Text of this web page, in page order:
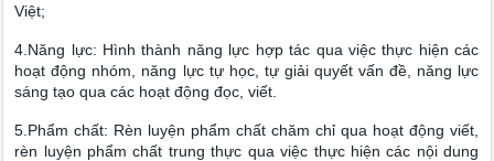
Việt;
4.Năng lực: Hình thành năng lực hợp tác qua việc thực hiện các
hoạt động nhóm, năng lực tự học, tự giải quyết vấn đề, năng lực
sáng tạo qua các hoạt động đọc, viết.
5.Phẩm chất: Rèn luyện phẩm chất chăm chỉ qua hoạt động viết,
rèn luyện phẩm chất trung thực qua việc thực hiện các nội dung